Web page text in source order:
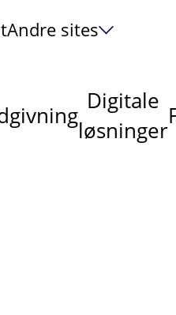
Andre sites
Digitale
løsninger